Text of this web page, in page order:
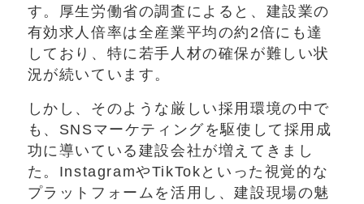
す。厚生労働省の調査によると、建設業の
有効求人倍率は全産業平均の約2倍にも達
しており、特に若手人材の確保が難しい状
況が続いています。
しかし、そのような厳しい採用環境の中で
も、SNSマーケティングを駆使して採用成
功に導いている建設会社が増えてきまし
た。InstagramやTikTokといった視覚的な
プラットフォームを活用し、建設現場の魅